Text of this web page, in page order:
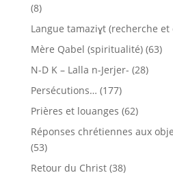
(8)
Langue tamaziɣt (recherche et
Mère Qabel (spiritualité)(63)
N-D K – Lalla n-Jerjer- (28)
Persécutions… (177)
Prières et louanges (62)
Réponses chrétiennes aux
(53)
Retour du Christ(38)